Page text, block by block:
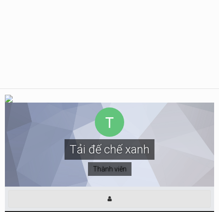
Tải đế chế xanh
Thành viên